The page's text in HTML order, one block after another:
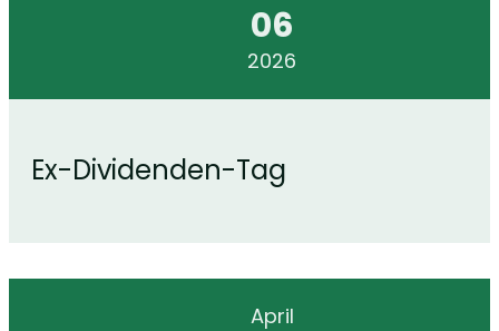
06
2026
Ex-Dividenden-Tag
April